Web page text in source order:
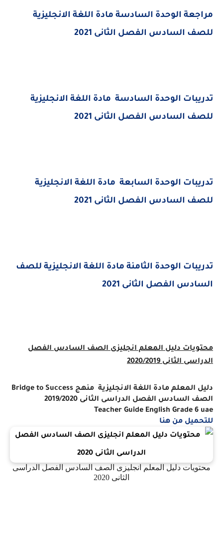
مراجعة الوحدة السادسة مادة اللغة الانجليزية
للصف السادس الفصل الثانى 2021
تدريبات الوحدة السادسة مادة اللغة الانجليزية
للصف السادس الفصل الثانى 2021
تدريبات الوحدة السابعة مادة اللغة الانجليزية
للصف السادس الفصل الثانى 2021
تدريبات الوحدة الثامنة مادة اللغة الانجليزية للصف
السادس الفصل الثانى 2021
محتويات دليل المعلم انجليزى الصف السادس الفصل
الدراسى الثانى 2020/2019
دليل المعلم مادة اللغة الانجليزية منهج Bridge to Success
الصف السادس الفصل الدراسى الثانى 2019/2020
Teacher Guide English Grade 6 uae
للتحميل من هنا
محتويات دليل المعلم انجليزى الصف السادس الفصل الدراسى
الثانى 2020